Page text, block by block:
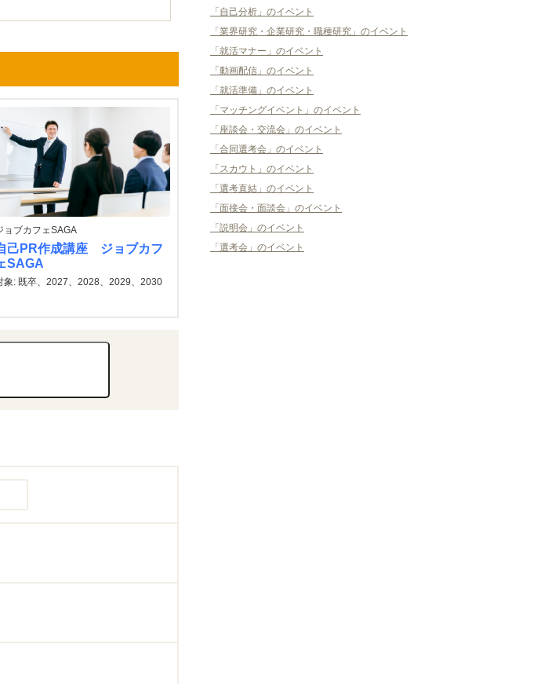
ョブカフェSAGA
己PR作成講座 ジョブカフ
SAGA
象: 既卒、2027、2028、2029、2030
「自己分析」のイベント
「業界研究・企業研究・職種研究」のイベント
「就活マナー」のイベント
「動画配信」のイベント
「就活準備」のイベント
「マッチングイベント」のイベント
「座談会・交流会」のイベント
「合同選考会」のイベント
「スカウト」のイベント
「選考直結」のイベント
「面接会・面談会」のイベント
「説明会」のイベント
「選考会」のイベント